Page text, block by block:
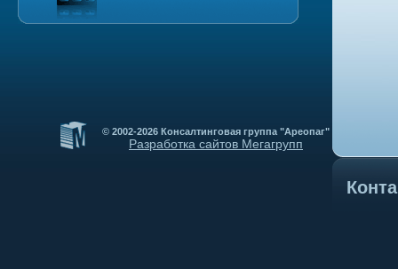
© 2002-2026 Консалтинговая группа "Ареопаг"
Разработка сайтов Мегагрупп